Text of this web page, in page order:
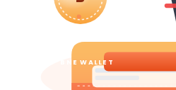
BNE WALLET